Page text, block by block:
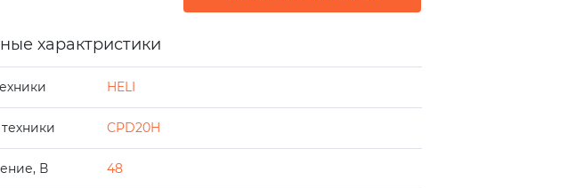
характристики
HELI
CPD20H
В 48